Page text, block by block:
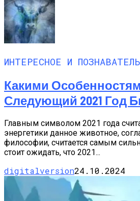
ИНТЕРЕСНОЕ И
Какими
Следующий 2021 Год
Главным символом 2021 года
энергетики данное животное,
философии, считается самым
стоит ожидать, что 2021...
digitalversion24.10.2024